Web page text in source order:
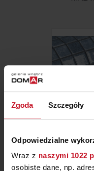
Zgoda Szczegóły
Odpowiedzialne
Wraz z naszymi 1022
osobiste dane, np.